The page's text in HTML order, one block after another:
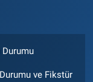
Durumu
ve Fikstür